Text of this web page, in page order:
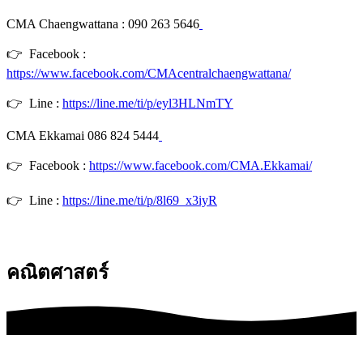
CMA Chaengwattana : 090 263 5646
👉 Facebook :
https://www.facebook.com/CMAcentralchaengwattana/
👉 Line : https://line.me/ti/p/eyl3HLNmTY
CMA Ekkamai 086 824 5444
👉 Facebook : https://www.facebook.com/CMA.Ekkamai/
👉 Line : https://line.me/ti/p/8l69_x3iyR
คณิตศาสตร์